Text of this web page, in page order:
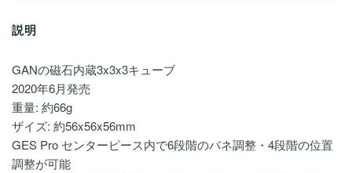
説明
GANの磁石内蔵3x3x3キューブ
2020年6月発売
重量: 約66g
ザイズ: 約56x56x56mm
GES Pro センターピース内で6段階のバネ調整・4段階の位置
調整が可能